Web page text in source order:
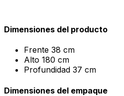
Dimensiones del producto
Frente 38 cm
Alto 180 cm
Profundidad 37 cm
Dimensiones del empaque